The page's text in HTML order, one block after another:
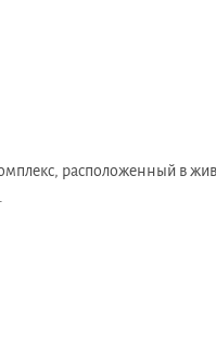
расположенный в